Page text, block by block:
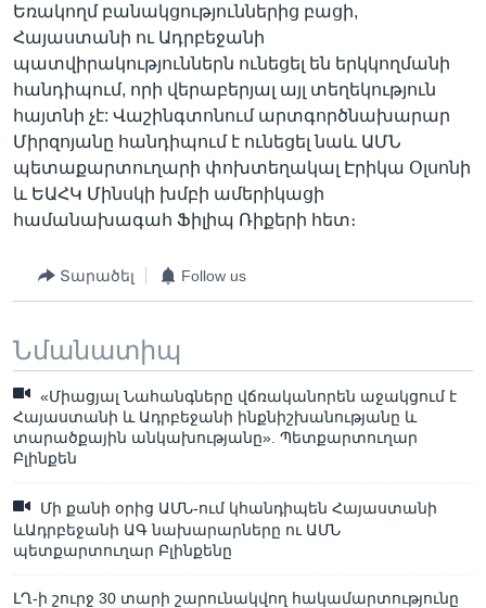
Եռակողմ բանակցություններից բացի,
Հայաստանի ու Ադրբեջանի
պատվիրակություններն ունեցել են երկկողմանի
հանդիպում, որի վերաբերյալ այլ տեղեկություն
հայտնի չէ: Վաշինգտոնում արտգործնախարար
Միրզոյանը հանդիպում է ունեցել նաև ԱՄՆ
պետաքարտուղարի փոխտեղակալ Էրիկա Օլսոնի
և ԵԱՀԿ Մինսկի խմբի ամերիկացի
համանախագահ Ֆիլիպ Ռիքերի հետ։
Տարածել Follow us
Նմանատիպ
«Միացյալ Նահանգները վճռականորեն աջակցում է
Հայաստանի և Ադրբեջանի ինքնիշխանությանը և
տարածքային անկախությանը». Պետքարտուղար
Բլինքեն
Մի քանի օրից ԱՄՆ-ում կհանդիպեն Հայաստանի
ևԱդրբեջանի ԱԳ նախարարները ու ԱՄՆ
պետքարտուղար Բլինքենը
ԼՂ-ի շուրջ 30 տարի շարունակվող հակամարտությունը